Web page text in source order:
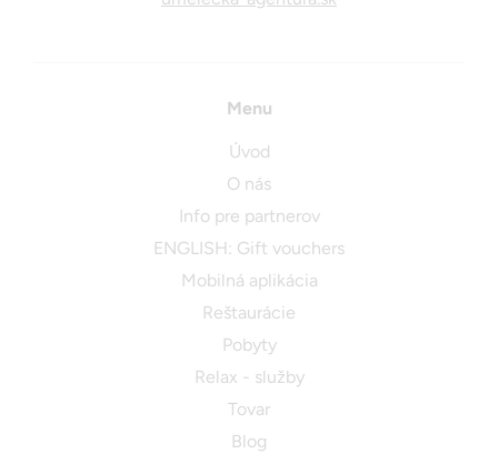
Menu
Úvod
O nás
Info pre partnerov
ENGLISH: Gift vouchers
Mobilná aplikácia
Reštaurácie
Pobyty
Relax - služby
Tovar
Blog